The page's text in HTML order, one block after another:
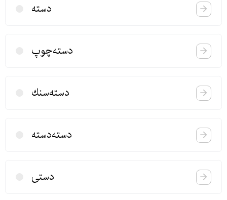
دسته
دسته‌چوپ
دسته‌سنك
دسته‌دسته
دستی